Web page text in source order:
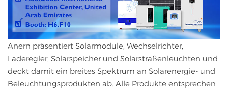
Anern präsentiert Solarmodule, Wechselrichter,
Laderegler, Solarspeicher und Solarstraßenleuchten und
deckt damit ein breites Spektrum an Solarenergie- und
Beleuchtungsprodukten ab. Alle Produkte entsprechen